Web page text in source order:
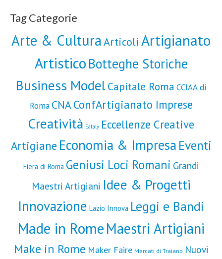
Tag Categorie
Arte & CulturaArticoli Artigianato
Artistico Botteghe Storiche
Business ModelCapitale Roma CCIAA di
Roma CNAConfArtigianato Imprese
Creatività Eataly Eccellenze Creative
Artigiane Economia & Impresa Eventi
Fiera di Roma Geniusi Loci Romani Grandi
Maestri Artigiani Idee & Progetti
Innovazione Lazio Innova Leggi e Bandi
Made in RomeMaestri Artigiani
Make in Rome Maker Faire Mercati di Traiano Nuovi